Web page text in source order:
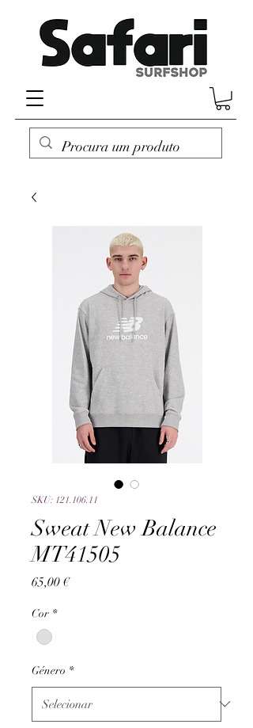
SKU: 121.106.11
Sweat New Balance
MT41505
65,00 €Preço
Cor *
Género *